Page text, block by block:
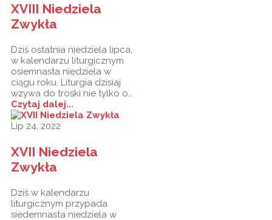
XVIII Niedziela
Zwykła
Dziś ostatnia niedziela lipca,
w kalendarzu liturgicznym
osiemnasta niedziela w
ciągu roku. Liturgia dzisiaj
wzywa do troski nie tylko o…
Czytaj dalej...
Lip 24, 2022
XVII Niedziela
Zwykła
Dziś w kalendarzu
liturgicznym przypada
siedemnasta niedziela w